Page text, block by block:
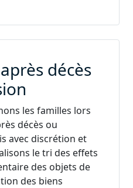
décès
les familles lors
décès ou
avec discrétion et
le tri des effets
des objets de
des biens